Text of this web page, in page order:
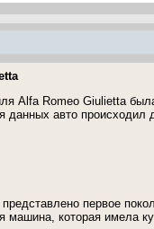
Alfa Romeo Giulietta
данных авто происходил
первое
машина, которая имела